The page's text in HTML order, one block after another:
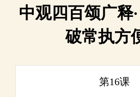
中观四百颂广释
破常执方
第16课